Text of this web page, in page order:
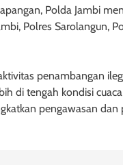
Polda Jambi
Polres Sarolangun,
penambangan
di tengah kondisi
pengawasan